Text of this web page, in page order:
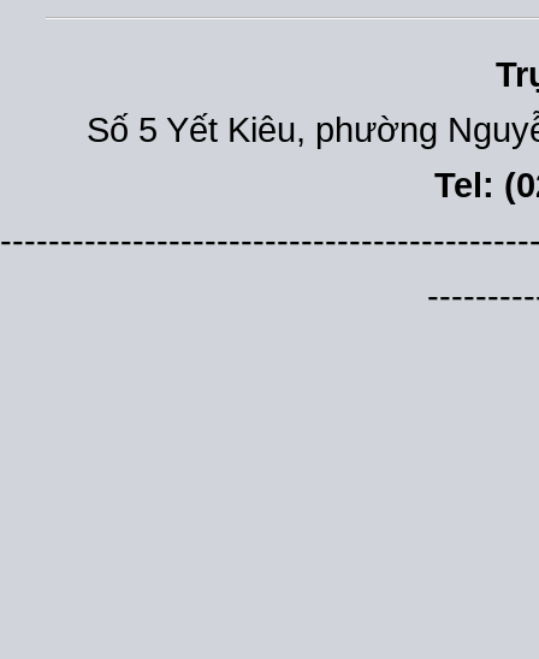
Số 5 Yết Kiêu, phường
Tel: